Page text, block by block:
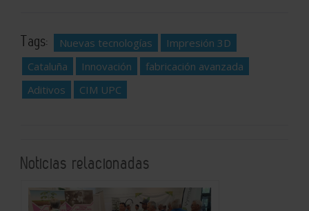
Tags: Nuevas tecnologías
Impresión 3D
Cataluña
Innovación
fabricación avanzada
Aditivos
CIM UPC
Noticias relacionadas